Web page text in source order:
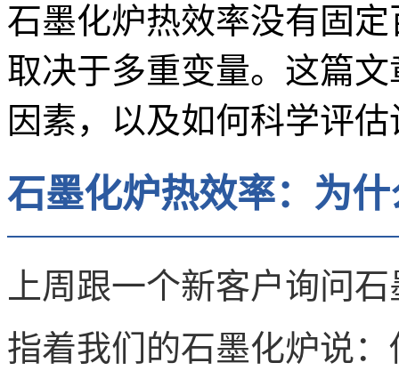
石墨化炉热效率没有固
取决于多重变量。这篇
因素，以及如何科学评
石墨化炉热效率：为
上周跟一个新客户询问
指着我们的石墨化炉说